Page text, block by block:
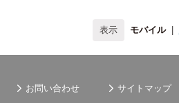
モバイル |
お問い合わせ サイトマップ